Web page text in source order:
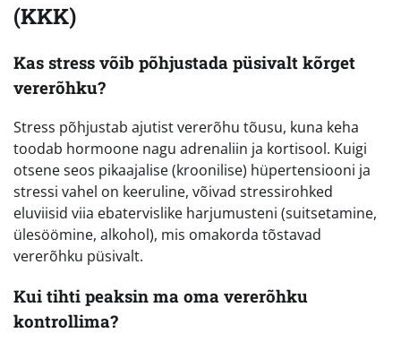
(KKK)
Kas stress võib põhjustada püsivalt kõrget
vererõhku?
Stress põhjustab ajutist vererõhu tõusu, kuna keha
toodab hormoone nagu adrenaliin ja kortisool. Kuigi
otsene seos pikaajalise (kroonilise) hüpertensiooni ja
stressi vahel on keeruline, võivad stressirohked
eluviisid viia ebatervislike harjumusteni (suitsetamine,
ülesöömine, alkohol), mis omakorda tõstavad
vererõhku püsivalt.
Kui tihti peaksin ma oma vererõhku
kontrollima?